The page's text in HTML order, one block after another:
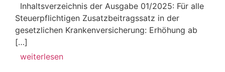
Inhaltsverzeichnis der Ausgabe 01/2025: Für alle
Steuerpflichtigen Zusatzbeitragssatz in der
gesetzlichen Krankenversicherung: Erhöhung ab
[…]
weiterlesen